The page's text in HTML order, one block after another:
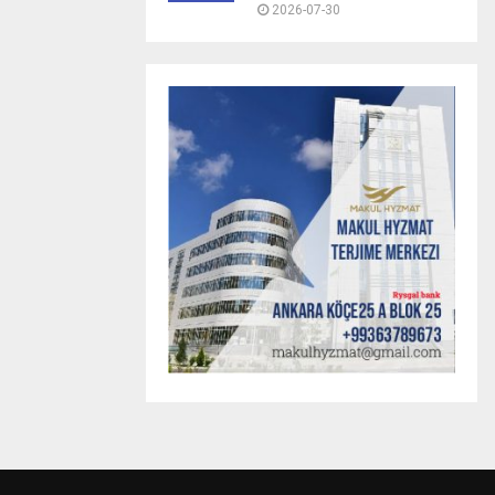
2026-07-30